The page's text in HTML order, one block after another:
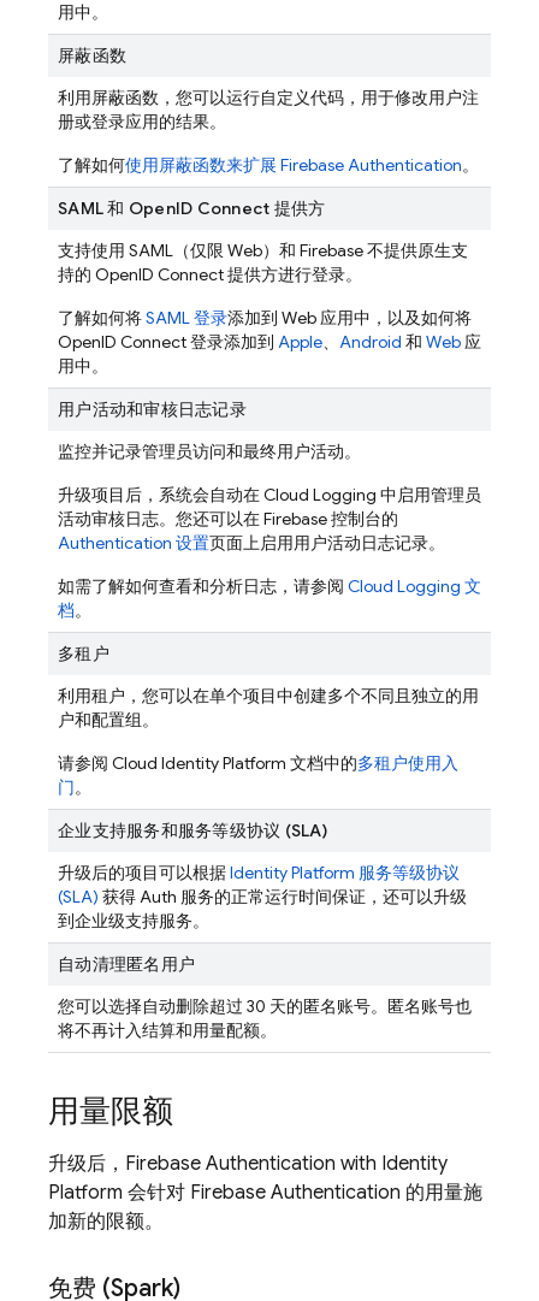
用中。
屏蔽函数
利用屏蔽函数，您可以运行自定义代码，用于修改用户注
册或登录应用的结果。
了解如何使用屏蔽函数来扩展 Firebase Authentication。
SAML 和 OpenID Connect 提供方
支持使用 SAML（仅限 Web）和 Firebase 不提供原生支
持的 OpenID Connect 提供方进行登录。
了解如何将SAML 登录添加到 Web 应用中，以及如何将
OpenID Connect 登录添加到 Apple、 Android 和 Web 应
用中。
用户活动和审核日志记录
监控并记录管理员访问和最终用户活动。
升级项目后，系统会自动在 Cloud Logging 中启用管理员
活动审核日志。您还可以在Firebase控制台的
Authentication 设置页面上启用用户活动日志记录。
如需了解如何查看和分析日志，请参阅 Cloud Logging 文
档。
多租户
利用租户，您可以在单个项目中创建多个不同且独立的用
户和配置组。
请参阅 Cloud Identity Platform 文档中的多租户使用入
门。
企业支持服务和服务等级协议 (SLA)
升级后的项目可以根据Identity Platform 服务等级协议
(SLA) 获得 Auth 服务的正常运行时间保证，还可以升级
到企业级支持服务。
自动清理匿名用户
您可以选择自动删除超过 30 天的匿名账号。匿名账号也
将不再计入结算和用量配额。
用量限额
升级后， Firebase Authentication with Identity
Platform 会针对 Firebase Authentication 的用量施
加新的限额。
免费 (Spark)